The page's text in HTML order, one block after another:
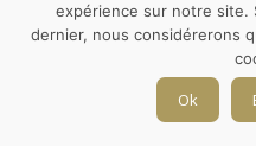
expérience sur notre site.
dernier, nous considérerons
Ok